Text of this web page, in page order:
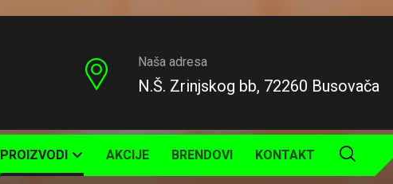
Naša adresa
N.Š. Zrinjskog bb, 72260 Busovača
PROIZVODI AKCIJE BRENDOVI KONTAKT